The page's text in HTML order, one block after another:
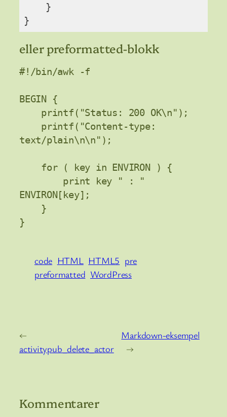
    }
eller preformatted-blokk
#!/bin/awk -f
BEGIN {
text/plain\n\n");
ENVIRON[key];
code HTML HTML5 pre
preformatted WordPress
←
activitypub_delete_actor
Markdown-eksempel
→
Kommentarer